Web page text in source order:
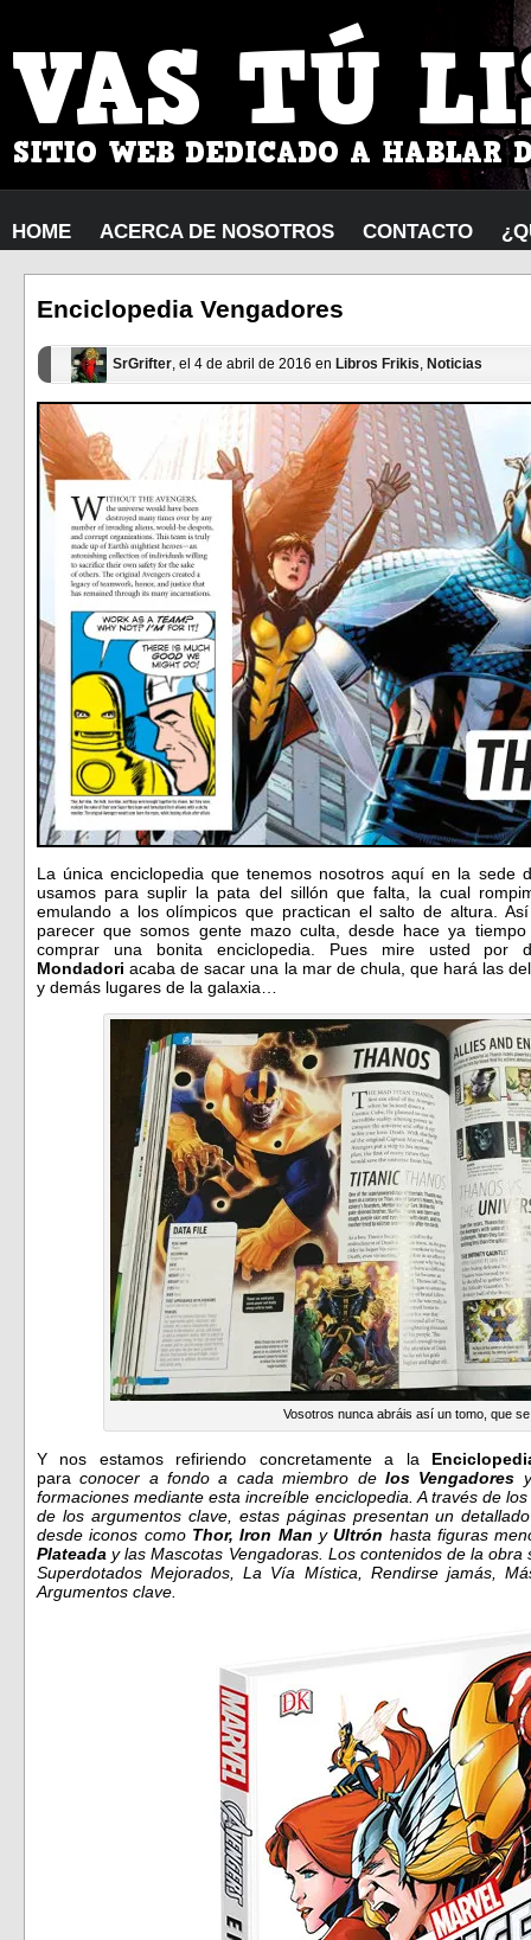
HOME ACERCA DE NOSOTROS CONTACTO
Enciclopedia Vengadores
SrGrifter, el 4 de abril de 2016 en Libros Frikis, Noticias
La única enciclopedia que tenemos nosotros aquí en la sede
usamos para suplir la pata del sillón que falta, la cual
emulando a los olímpicos que practican el salto de altura.
parecer que somos gente mazo culta, desde hace ya
comprar una bonita enciclopedia. Pues mire usted
Mondadori acaba de sacar una la mar de chula, que hará las
y demás lugares de la galaxia…
Vosotros nunca abráis así un tomo, que
Y nos estamos refiriendo concretamente a la
paraconocer a fondo a cada miembro de los Vengadores
formaciones mediante esta increíble enciclopedia. A través de
de los argumentos clave, estas páginas presentan un
desde iconos como Thor, Iron Man yUltrón hasta figuras
Plateada y las Mascotas Vengadoras. Los contenidos de la
Superdotados Mejorados, La Vía Mística, Rendirse jamás,
Argumentos clave.